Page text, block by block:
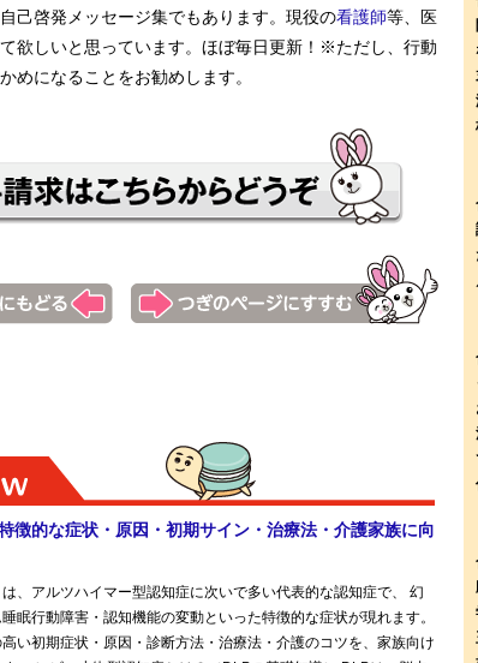
己啓発メッセージ集でもあります。現役の看護師等、医
欲しいと思っています。ほぼ毎日更新！※ただし、行動
めになることをお勧めします。